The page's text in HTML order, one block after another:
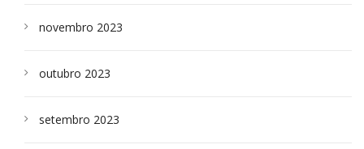
novembro 2023
outubro 2023
setembro 2023